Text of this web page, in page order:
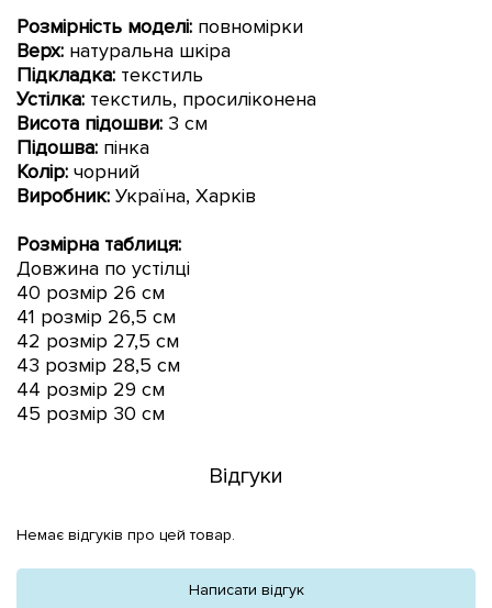
Розмірність моделі: повномірки
Верх: натуральна шкіра
Підкладка: текстиль
Устілка: текстиль, просиліконена
Висота підошви: 3 см
Підошва: пінка
Колір: чорний
Виробник: Україна, Харків
Розмірна таблиця:
Довжина по устілці
40 розмір 26 см
41 розмір 26,5 см
42 розмір 27,5 см
43 розмір 28,5 см
44 розмір 29 см
45 розмір 30 см
Відгуки
Немає відгуків про цей товар.
Написати відгук